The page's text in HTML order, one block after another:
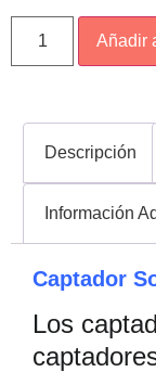
Añadir
Descripción
Información
Captador
Los